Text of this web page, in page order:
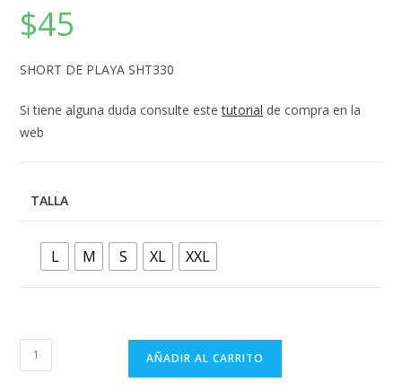
$45
SHORT DE PLAYA SHT330
Si tiene alguna duda consulte estetutorial de compra en la
web
TALLA
L M S XL XXL
SHORT
DE
AÑADIR AL CARRITO